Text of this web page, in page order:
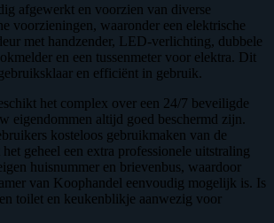
afgewerkt en voorzien van diverse
voorzieningen, waaronder een elektrische
met handzender, LED-verlichting, dubbele
en een tussenmeter voor elektra. Dit
en efficiënt in gebruik.
het complex over een 24/7 beveiligde
eigendommen altijd goed beschermd zijn.
kosteloos gebruikmaken van de
geheel een extra professionele uitstraling
huisnummer en brievenbus, waardoor
van Koophandel eenvoudig mogelijk is. Is
toilet en keukenblikje aanwezig voor